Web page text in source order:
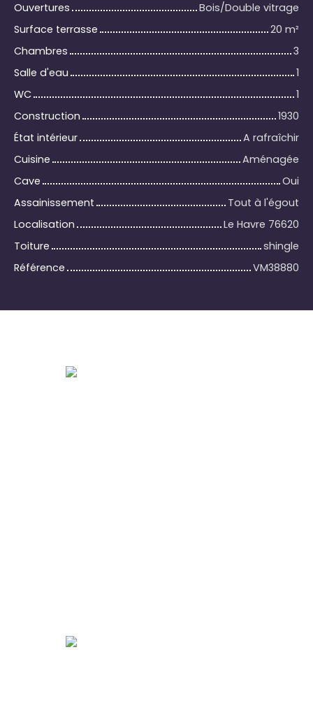
Ouvertures
Bois/Double vitrage
Surface terrasse
20 m²
Chambres
3
Salle d'eau
1
WC
1
Construction
1930
État intérieur
A rafraîchir
Cuisine
Aménagée
Cave
Oui
Assainissement
Tout à l'égout
Localisation
Le Havre 76620
Toiture
shingle
Référence
VM38880